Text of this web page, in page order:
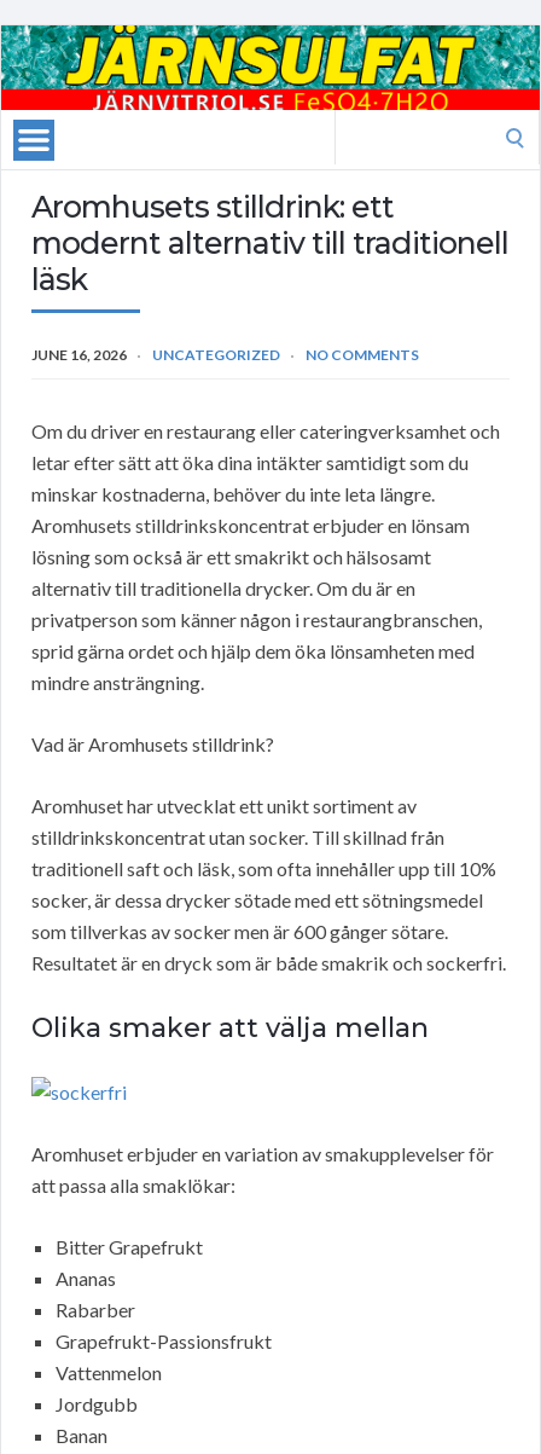
Aromhusets stilldrink: ett
modernt alternativ till traditionell
läsk
JUNE 16, 2026 UNCATEGORIZED NO COMMENTS
Om du driver en restaurang eller cateringverksamhet och
letar efter sätt att öka dina intäkter samtidigt som du
minskar kostnaderna, behöver du inte leta längre.
Aromhusets stilldrinkskoncentrat erbjuder en lönsam
lösning som också är ett smakrikt och hälsosamt
alternativ till traditionella drycker. Om du är en
privatperson som känner någon i restaurangbranschen,
sprid gärna ordet och hjälp dem öka lönsamheten med
mindre ansträngning.
Vad är Aromhusets stilldrink?
Aromhuset har utvecklat ett unikt sortiment av
stilldrinkskoncentrat utan socker. Till skillnad från
traditionell saft och läsk, som ofta innehåller upp till 10%
socker, är dessa drycker sötade med ett sötningsmedel
som tillverkas av socker men är 600 gånger sötare.
Resultatet är en dryck som är både smakrik och sockerfri.
Olika smaker att välja mellan
Aromhuset erbjuder en variation av smakupplevelser för
att passa alla smaklökar:
Bitter Grapefrukt
Ananas
Rabarber
Grapefrukt-Passionsfrukt
Vattenmelon
Jordgubb
Banan